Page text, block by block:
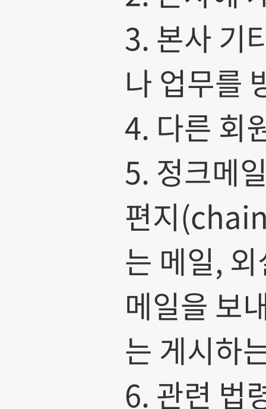
3. 본사 기
나 업무를
4. 다른 회
5. 정크메
편지
는 메일,
메일을 보
는 게시하
6. 관련 법